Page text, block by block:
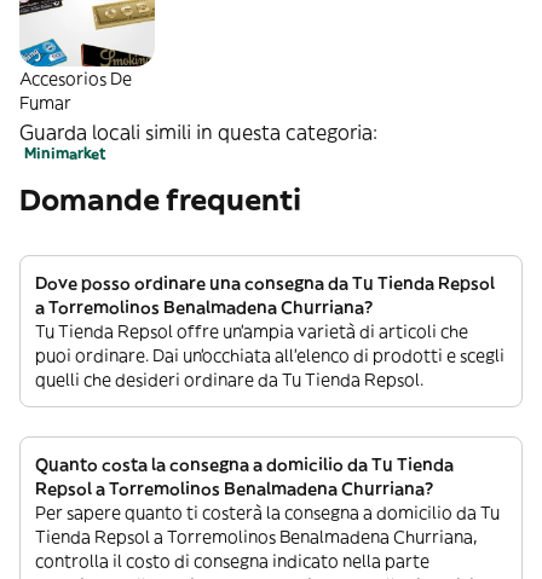
Accesorios De
Fumar
Guarda locali simili in questa categoria:
Minimarket
Domande frequenti
Dove posso ordinare una consegna da Tu Tienda Repsol
a Torremolinos Benalmadena Churriana?
Tu Tienda Repsol offre un’ampia varietà di articoli che
puoi ordinare. Dai un’occhiata all’elenco di prodotti e scegli
quelli che desideri ordinare da Tu Tienda Repsol.
Quanto costa la consegna a domicilio da Tu Tienda
Repsol a Torremolinos Benalmadena Churriana?
Per sapere quanto ti costerà la consegna a domicilio da Tu
Tienda Repsol a Torremolinos Benalmadena Churriana,
controlla il costo di consegna indicato nella parte